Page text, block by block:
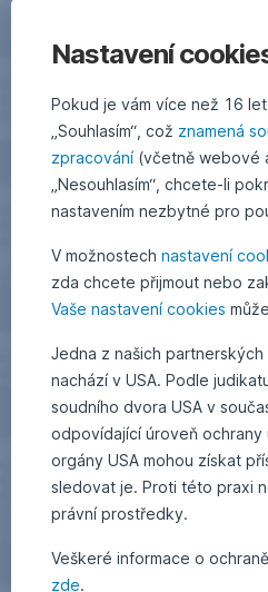
Nastavení
Pokud je vám více než 16
„Souhlasím“, což znamená
zpracování(včetně webové
„Nesouhlasím“, chcete-li
nastavením nezbytné pro
V možnostech nastavení
zda chcete přijmout nebo
Vaše nastavení cookies
Jedna z našich
nachází v USA. Podle
soudního dvora USA v
odpovídající úroveň ochrany
orgány USA mohou získat
sledovat je. Proti této praxi
právní prostředky.
Veškeré informace o
zde.